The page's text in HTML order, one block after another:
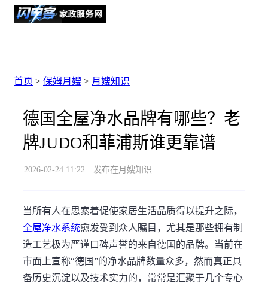
首页 > 保姆月嫂 > 月嫂知识
德国全屋净水品牌有哪些？老
牌JUDO和菲浦斯谁更靠谱
2026-02-24 11:22 发布在月嫂知识
当所有人在思索着促使家居生活品质得以提升之际，
全屋净水系统愈发受到众人瞩目，尤其是那些拥有制
造工艺极为严谨口碑声誉的来自德国的品牌。当前在
市面上宣称“德国”的净水品牌数量众多，然而真正具
备历史沉淀以及技术实力的，常常是汇聚于几个专心